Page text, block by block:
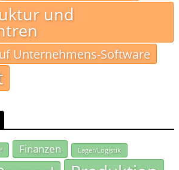
und
Unternehmens-Software
Finanzen Lager/Logistik